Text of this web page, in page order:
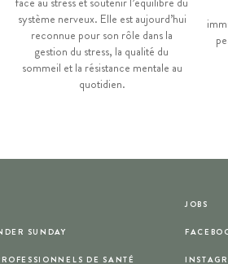
système nerveux. Elle est aujourd’hui
reconnue pour son rôle dans la
gestion du stress, la qualité du
sommeil et la résistance mentale au
quotidien.
SUNDAY
DE SANTÉ
JOBS